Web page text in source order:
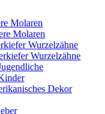
Molaren
Molaren
Wurzelzähne
Wurzelzähne
Dekor